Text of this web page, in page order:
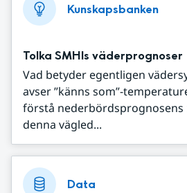
Kunskapsbanken
Tolka SMHIs väderprognoser
Vad betyder egentligen
avser ”känns som”-
förstå
denna vägled...
Data